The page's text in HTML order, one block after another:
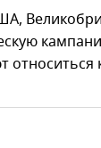
относиться